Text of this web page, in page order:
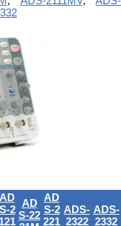
AD
S-2
121
AD
S-22
AD
S-2
221
ADS-
2322
ADS-
2332